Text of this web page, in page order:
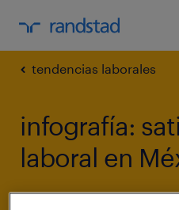
tendencias laborales
infografía:
laboral en